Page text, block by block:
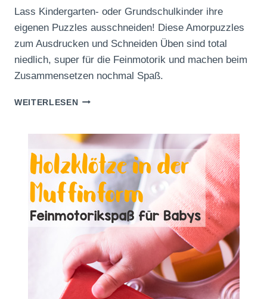
Lass Kindergarten- oder Grundschulkinder ihre
eigenen Puzzles ausschneiden! Diese Amorpuzzles
zum Ausdrucken und Schneiden Üben sind total
niedlich, super für die Feinmotorik und machen beim
Zusammensetzen nochmal Spaß.
WEITERLESENAMORPUZZLES
UND
SCHNEIDEN
ÜBEN